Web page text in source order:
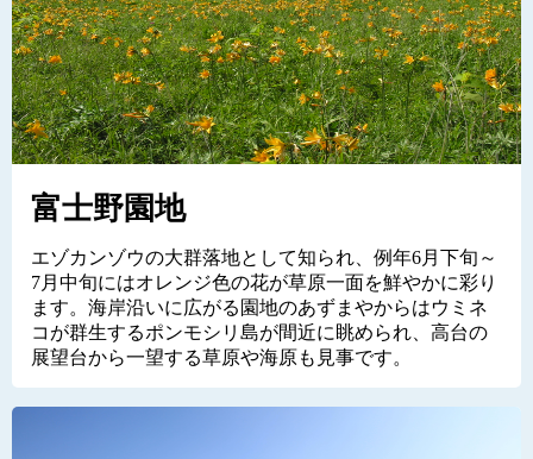
富士野園地
エゾカンゾウの大群落地として知られ、例年6月下旬～
7月中旬にはオレンジ色の花が草原一面を鮮やかに彩り
ます。海岸沿いに広がる園地のあずまやからはウミネ
コが群生するポンモシリ島が間近に眺められ、高台の
展望台から一望する草原や海原も見事です。